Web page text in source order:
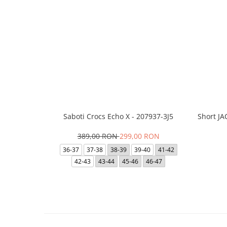
Saboti Crocs Echo X - 207937-3J5
389,00 RON299,00 RON
36-37 37-38 38-39 39-40
41-42
42-43
43-44 45-46 46-47
Short